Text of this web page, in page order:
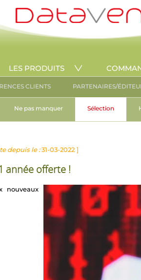
LES PRODUITS
CLIENTS PARTENAIRES/
Ne pas manquer Sélection
depuis le :31-03-2022 ]
année offerte !
nouveaux